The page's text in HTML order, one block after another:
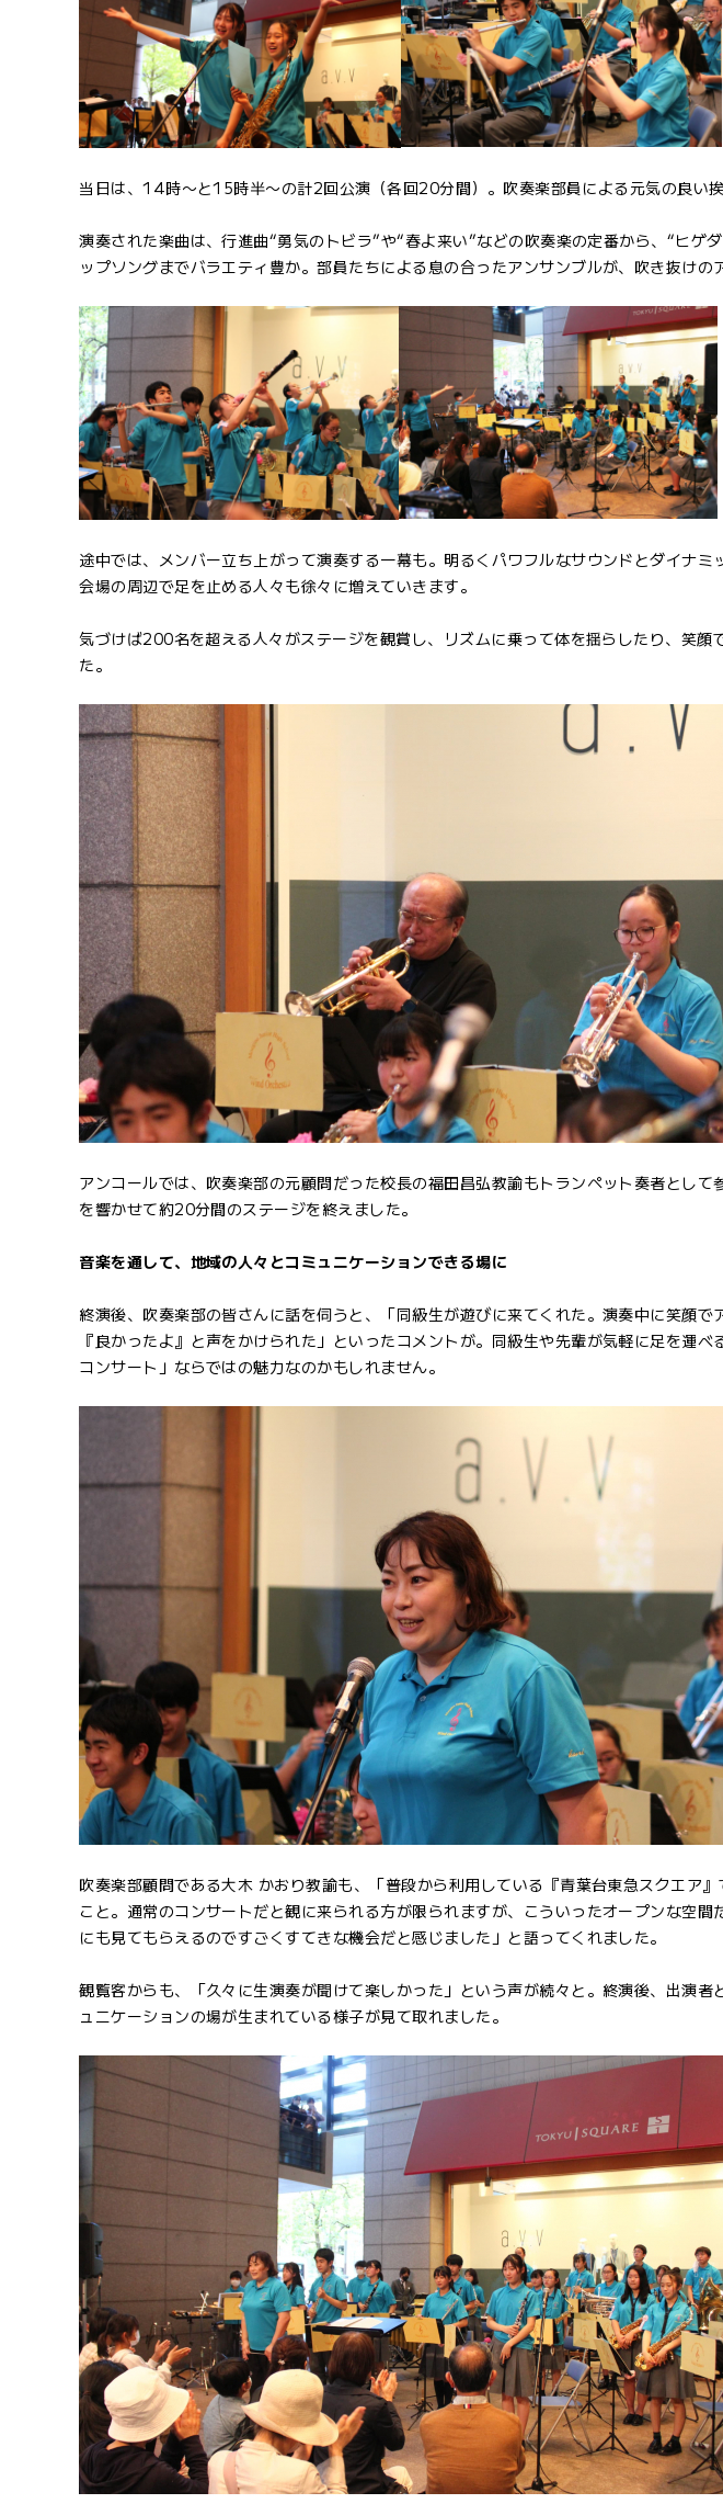
当日は、14時〜と15時半〜の計2回公演（各回20分間）。吹奏楽部員による元気の良い挨
演奏された楽曲は、行進曲“勇気のトビラ”や“春よ来い”などの吹奏楽の定番から、“ヒゲ
ップソングまでバラエティ豊か。部員たちによる息の合ったアンサンブルが、吹き抜けの
途中では、メンバー立ち上がって演奏する一幕も。明るくパワフルなサウンドとダイナミ
会場の周辺で足を止める人々も徐々に増えていきます。
気づけば200名を超える人々がステージを観賞し、リズムに乗って体を揺らしたり、笑顔
た。
アンコールでは、吹奏楽部の元顧問だった校長の福田昌弘教諭もトランペット奏者とし
を響かせて約20分間のステージを終えました。
音楽を通して、地域の人々とコミュニケーションできる場に
終演後、吹奏楽部の皆さんに話を伺うと、「同級生が遊びに来てくれた。演奏中に笑顔
『良かったよ』と声をかけられた」といったコメントが。同級生や先輩が気軽に足を運
コンサート」ならではの魅力なのかもしれません。
吹奏楽部顧問である大木 かおり教諭も、「普段から利用している『青葉台東急スクエア
こと。通常のコンサートだと観に来られる方が限られますが、こういったオープンな空
にも見てもらえるのですごくすてきな機会だと感じました」と語ってくれました。
観覧客からも、「久々に生演奏が聞けて楽しかった」という声が続々と。終演後、出演
ュニケーションの場が生まれている様子が見て取れました。